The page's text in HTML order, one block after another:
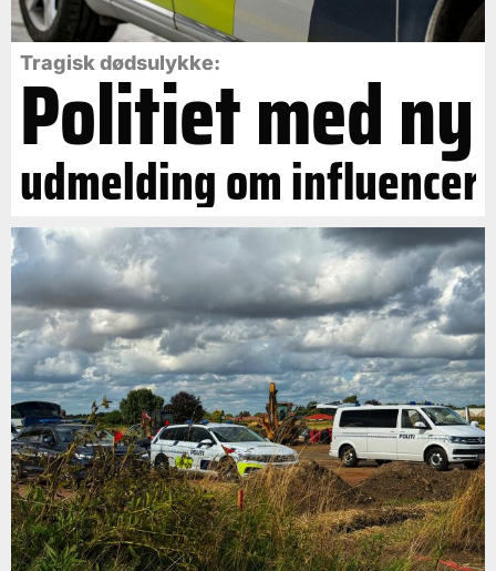
Tragisk dødsulykke:
Politiet med ny
udmelding om influencer